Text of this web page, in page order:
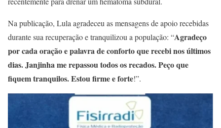
Na publicação, Lula agradeceu as mensagens de apoio recebidas
durante sua recuperação e tranquilizou a população: “Agradeço
por cada oração e palavra de conforto que recebi nos últimos
dias. Janjinha me repassou todos os recados. Peço que
fiquem tranquilos. Estou firme e forte!”.